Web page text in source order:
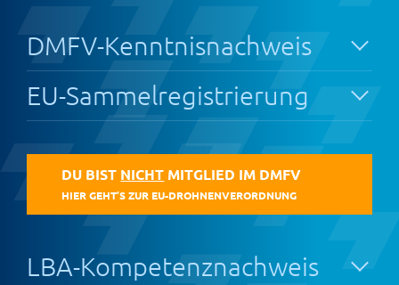
DMFV-Kenntnisnachweis
EU-Sammelregistrierung
DU BIST NICHT MITGLIED IM DMFV
HIER GEHT’S ZUR EU-DROHNENVERORDNUNG
LBA-Kompetenznachweis